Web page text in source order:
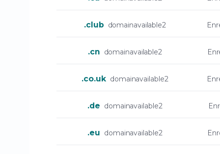
.club domainavailable2
.cn domainavailable2
.co.uk domainavailable2
.de domainavailable2
.eu domainavailable2